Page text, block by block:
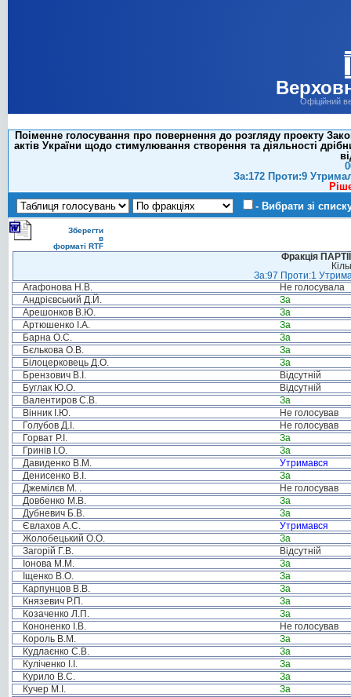
Офіційний
Поіменне голосування про повернення до розгляду проекту
актів України щодо стимулювання створення та діяльності
За:172 Проти:9
- Вибрати зі
Зберегти
в
форматі RTF
Фракція
За:97 Проти:1
Агафонова Н.В.
Не голосувала
Андрієвський Д.Й.
За
Арешонков В.Ю.
За
Артюшенко І.А.
За
Барна О.С.
За
Бєлькова О.В.
За
Білоцерковець Д.О.
За
Брензович В.І.
Відсутній
Буглак Ю.О.
Відсутній
Валентиров С.В.
За
Вінник І.Ю.
Не голосував
Голубов Д.І.
Не голосував
Горват Р.І.
За
Гринів І.О.
За
Давиденко В.М.
Утримався
Денисенко В.І.
За
Джемілєв М. .
Не голосував
Довбенко М.В.
За
Дубневич Б.В.
За
Євлахов А.С.
Утримався
Жолобецький О.О.
За
Загорій Г.В.
Відсутній
Іонова М.М.
За
Іщенко В.О.
За
Карпунцов В.В.
За
Князевич Р.П.
За
Козаченко Л.П.
За
Кононенко І.В.
Не голосував
Король В.М.
За
Кудлаєнко С.В.
За
Куліченко І.І.
За
Курило В.С.
За
Кучер М.І.
За